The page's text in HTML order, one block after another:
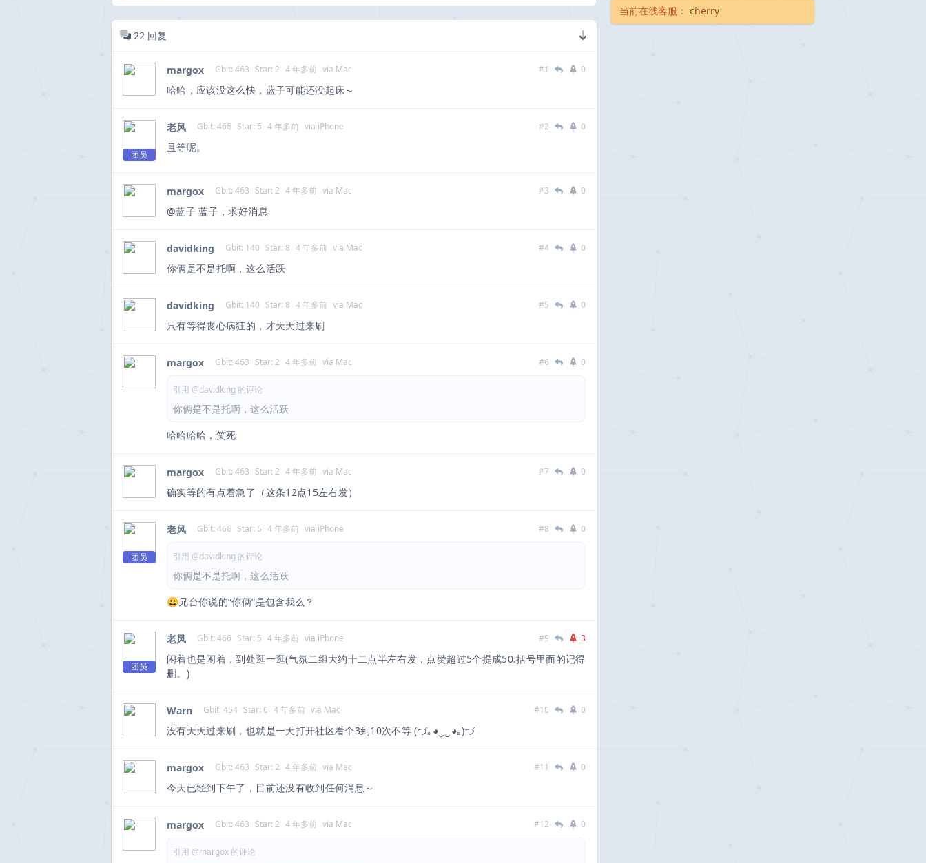
22 回复
margox Gbit: 463 Star: 2 4 年多前 via Mac #1 0
哈哈，应该没这么快，蓝子可能还没起床～
团员
老风 Gbit: 466 Star: 5 4 年多前 via iPhone #2 0
且等呢。
margox Gbit: 463 Star: 2 4 年多前 via Mac #3 0
@蓝子 蓝子，求好消息
davidking Gbit: 140 Star: 8 4 年多前 via Mac #4 0
你俩是不是托啊，这么活跃
davidking Gbit: 140 Star: 8 4 年多前 via Mac #5 0
只有等得丧心病狂的，才天天过来刷
margox Gbit: 463 Star: 2 4 年多前 via Mac #6 0
引用 @davidking 的评论
你俩是不是托啊，这么活跃
哈哈哈哈，笑死
margox Gbit: 463 Star: 2 4 年多前 via Mac #7 0
确实等的有点着急了（这条12点15左右发）
团员
老风 Gbit: 466 Star: 5 4 年多前 via iPhone #8 0
引用 @davidking 的评论
你俩是不是托啊，这么活跃
😀兄台你说的“你俩”是包含我么？
团员
老风 Gbit: 466 Star: 5 4 年多前 via iPhone #9 3
闲着也是闲着，到处逛一逛(气氛二组大约十二点半左右发，点赞超过5个提成50.括号里面的记得
删。)
Warn Gbit: 454 Star: 0 4 年多前 via Mac #10 0
没有天天过来刷，也就是一天打开社区看个3到10次不等 (づ｡◕‿‿◕｡)づ
margox Gbit: 463 Star: 2 4 年多前 via Mac #11 0
今天已经到下午了，目前还没有收到任何消息～
margox Gbit: 463 Star: 2 4 年多前 via Mac #12 0
引用 @margox 的评论
当前在线客服： cherry